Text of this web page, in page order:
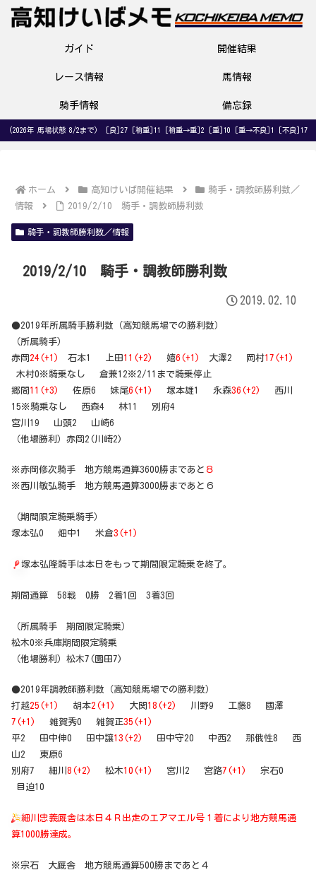
ガイド 開催結果
レース情報 馬情報
騎手情報 備忘録
(2026年 馬場状態 8/2まで) [良]27 [稍重]11 [稍重→重]2 [重]10 [重→不良]1 [不良]17
ホーム 高知けいば開催結果
騎手・調教師勝利数／
情報
2019/2/10 騎手・調教師勝利数
騎手・調教師勝利数／情報
2019/2/10 騎手・調教師勝利数
2019.02.10
●2019年所属騎手勝利数（高知競馬場での勝利数）
（所属騎手）
赤岡24(+1) 石本1 上田11(+2) 嬉6(+1) 大澤2 岡村17(+1)
木村0※騎乗なし 倉兼12※2/11まで騎乗停止
郷間11(+3) 佐原6 妹尾6(+1) 塚本雄1 永森36(+2)
西川
15※騎乗なし 西森4 林11 別府4
宮川19 山頭2 山崎6
（他場勝利）赤岡2(川崎2)
※赤岡修次騎手 地方競馬通算3600勝まであと ８
※西川敏弘騎手 地方競馬通算3000勝まであと６
（期間限定騎乗騎手）
塚本弘0 畑中1 米倉3(+1)
塚本弘隆騎手は本日をもって期間限定騎乗を終了。
期間通算 58戦 0勝 2着1回 3着3回
（所属騎手 期間限定騎乗）
松木0※兵庫期間限定騎乗
（他場勝利）松木7(園田7)
●2019年調教師勝利数（高知競馬場での勝利数）
打越25(+1) 胡本2(+1) 大関 18(+2)
川野9 工藤8 國澤
7(+1)
雑賀秀0 雑賀正35(+1)
平2 田中伸0 田中譲13(+2)
田中守20 中西2 那俄性8 西
山2 東原6
別府7 細川 8(+2) 松木10(+1) 宮川2 宮路7(+1)
宗石0
目迫10
細川忠義厩舎は本日４Ｒ出走のエアマエル号１着により地方競馬通
算1000勝達成。
※宗石 大厩舎 地方競馬通算500勝まであと４